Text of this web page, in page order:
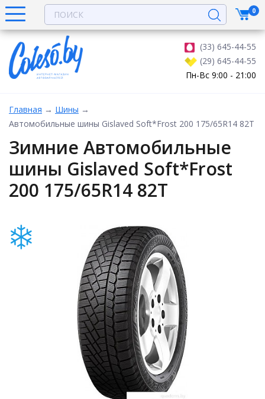
(33) 645-44-55
(29) 645-44-55
Пн-Вс 9:00 - 21:00
0
Главная → Шины →
Автомобильные шины Gislaved Soft*Frost 200 175/65R14 82T
Зимние Автомобильные
шины Gislaved Soft*Frost
200 175/65R14 82T